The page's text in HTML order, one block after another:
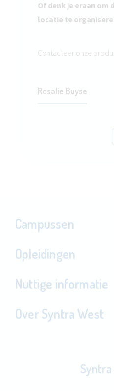
Of denk je eraan om
locatie te
Contacteer onze
Rosalie Buyse
Campussen
Opleidingen
Nuttige informatie
Over Syntra West